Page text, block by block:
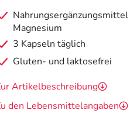
Magnesium
3 Kapseln täglich
Gluten- und laktosefrei
Artikelbeschreibung
den Lebensmittelangaben